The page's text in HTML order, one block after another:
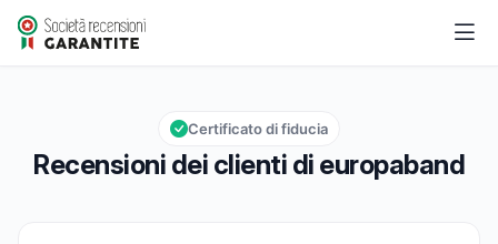
europaband
Valutazione globale: 9,3 su 10
9,3/10
Recensioni dei clienti di europaband
Certificato di fiducia